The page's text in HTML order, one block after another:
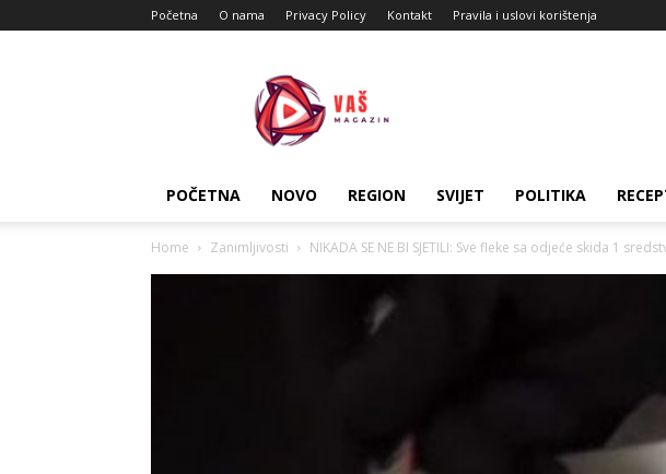
Početna O nama Privacy Policy Kontakt Pravila i uslovi korištenja
Magazin
POČETNA NOVO REGION SVIJET POLITIKA
Home Zanimljivosti NIKADA SE NE BI SJETILI: Sve fleke sa odjeće skida 1